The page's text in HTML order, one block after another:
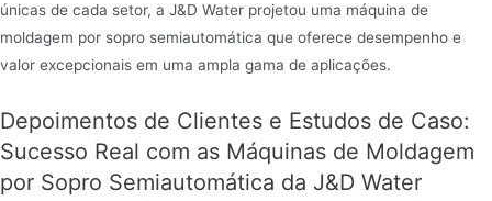
únicas de cada setor, a J&D Water projetou uma máquina de
moldagem por sopro semiautomática que oferece desempenho e
valor excepcionais em uma ampla gama de aplicações.
Depoimentos de Clientes e Estudos de Caso:
Sucesso Real com as Máquinas de Moldagem
por Sopro Semiautomática da J&D Water